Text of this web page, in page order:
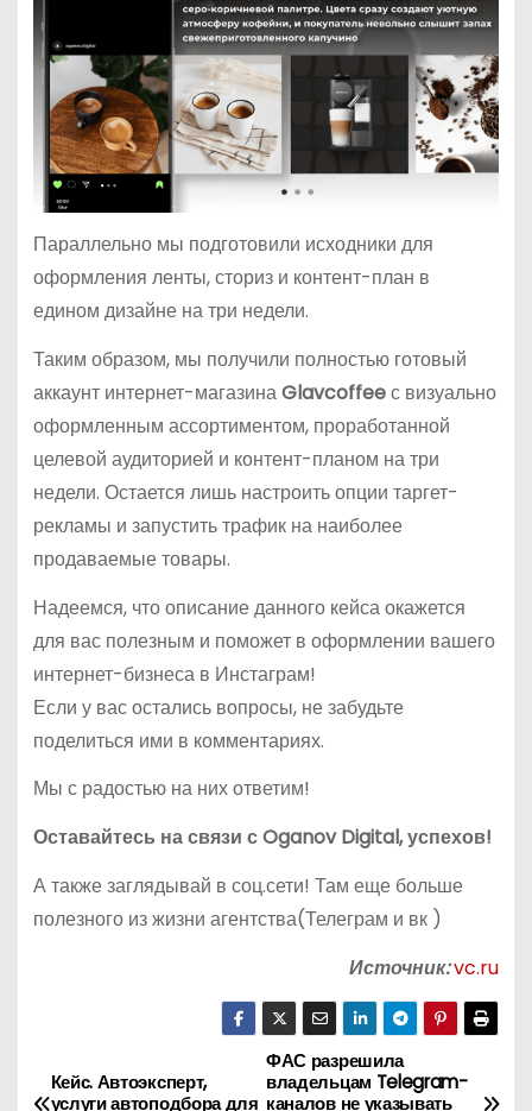
Параллельно мы подготовили исходники для
оформления ленты, сториз и контент-план в
едином дизайне на три недели.
Таким образом, мы получили полностью готовый
аккаунт интернет-магазинаGlavcoffeeс визуально
оформленным ассортиментом, проработанной
целевой аудиторией и контент-планом на три
недели. Остается лишь настроить опции таргет-
рекламы и запустить трафик на наиболее
продаваемые товары.
Надеемся, что описание данного кейса окажется
для вас полезным и поможет в оформлении вашего
интернет-бизнеса в Инстаграм!
Если у вас остались вопросы, не забудьте
поделиться ими в комментариях.
Мы с радостью на них ответим!
Оставайтесь на связи с Oganov Digital, успехов!
А также заглядывай в соц.сети! Там еще больше
полезного из жизни агентства(Телеграм и вк )
Источник:vc.ru
Н
ФАС разрешила
владельцам Telegram-
каналов не указывать
Кейс. Автоэксперт,
услуги автоподбора для